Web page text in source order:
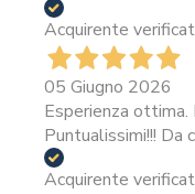
Acquirente
05 Giugno 2026
Esperienza
Puntualissimi!!! Da
Acquirente